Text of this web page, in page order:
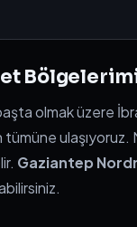
olmak üzere
Gaziantep